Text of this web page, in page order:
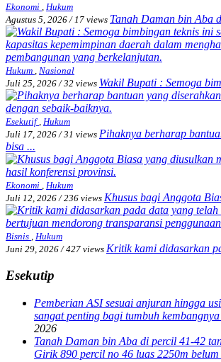
Ekonomi
Hukum
Agustus 5, 2026 / 17 views Tanah Daman bin Aba
Hukum
Nasional
Juli 25, 2026 / 32 views Wakil Bupati : Semoga
Esekutif Hukum
Juli 17, 2026 / 31 views Pihaknya berharap
bisa ...
Ekonomi
Hukum
Juli 12, 2026 / 236 views Khusus bagi Anggota
Bisnis
Hukum
Juni 29, 2026 / 427 views Kritik kami didasarkan
Esekutip
Pemberian ASI sesuai anjuran hingga
sangat penting bagi tumbuh
2026
Tanah Daman bin Aba di percil 41-42
Girik 890 percil no 46 luas 2250m